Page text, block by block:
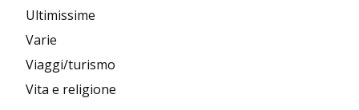
Ultimissime
Varie
Viaggi/turismo
Vita e religione